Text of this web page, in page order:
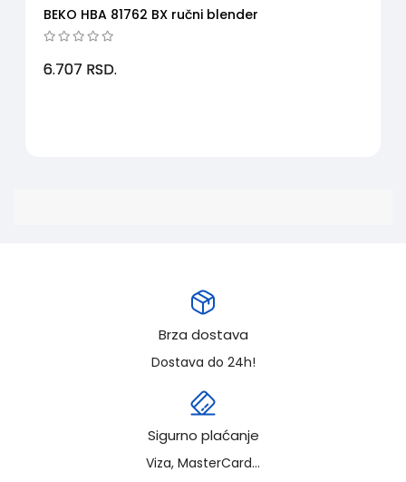
BEKO HBA 81762 BX ručni blender
6.707 RSD.
Brza dostava
Dostava do 24h!
Sigurno plaćanje
Viza, MasterCard...